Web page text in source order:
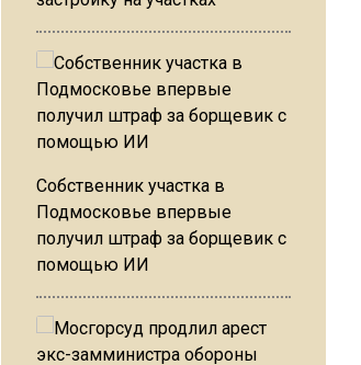
Собственник участка в
Подмосковье впервые
получил штраф за борщевик с
помощью ИИ